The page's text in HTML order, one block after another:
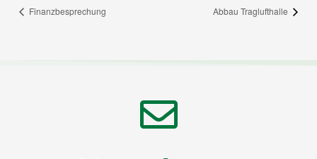
Finanzbesprechung Abbau Traglufthalle